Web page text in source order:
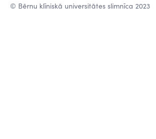
© Bērnu klīniskā universitātes slimnīca 2023